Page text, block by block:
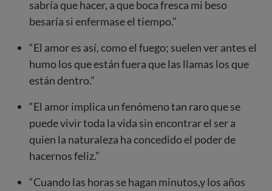
sabría que hacer, a que boca fresca mi beso
besaría si enfermase el tiempo.”
“El amor es así, como el fuego; suelen ver antes el
humo los que están fuera que las llamas los que
están dentro.”
“El amor implica un fenómeno tan raro que se
puede vivir toda la vida sin encontrar el ser a
quien la naturaleza ha concedido el poder de
hacernos feliz.”
“Cuando las horas se hagan minutos,y los años